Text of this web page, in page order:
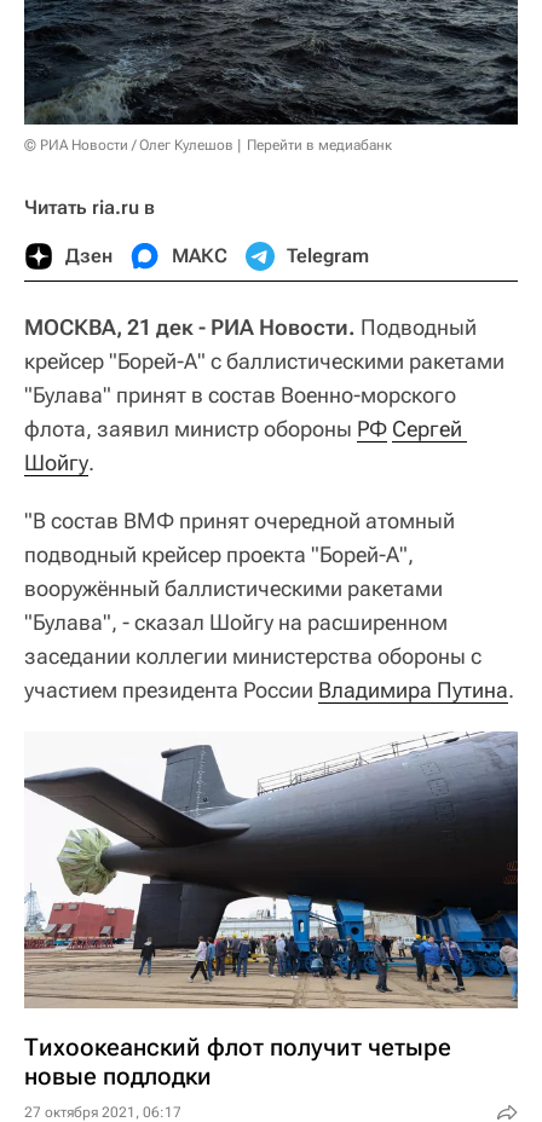
© РИА Новости / Олег Кулешов Перейти в медиабанк
Читать ria.ru в
Дзен МАКС Telegram
МОСКВА, 21 дек - РИА Новости. Подводный
крейсер "Борей-А" с баллистическими ракетами
"Булава" принят в состав Военно-морского
флота, заявил министр обороны РФ Сергей
Шойгу.
"В состав ВМФ принят очередной атомный
подводный крейсер проекта "Борей-А",
вооружённый баллистическими ракетами
"Булава", - сказал Шойгу на расширенном
заседании коллегии министерства обороны с
участием президента России Владимира Путина.
Тихоокеанский флот получит четыре
новые подлодки
27 октября 2021, 06:17